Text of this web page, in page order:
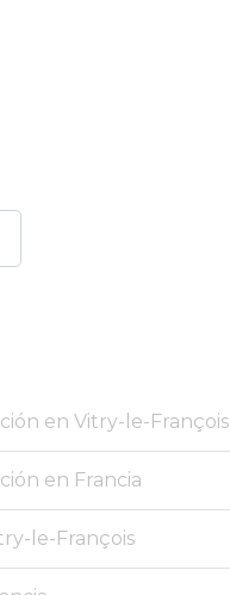
en Vitry-le-François
en Francia
le-François